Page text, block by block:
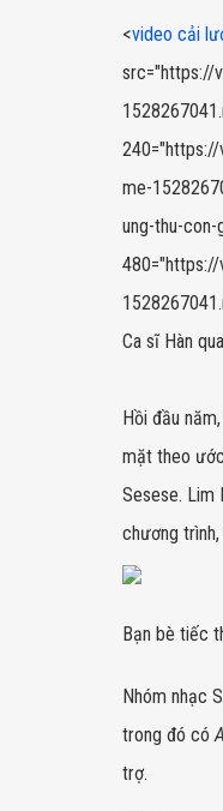
<video cải
src="https://
me-
ung-thu-
Ca sĩ Hàn
Hồi đầu
mặt theo
Sesese. Lim
chương
Bạn bè tiếc
Nhóm nhạc
trong đó có
trợ.